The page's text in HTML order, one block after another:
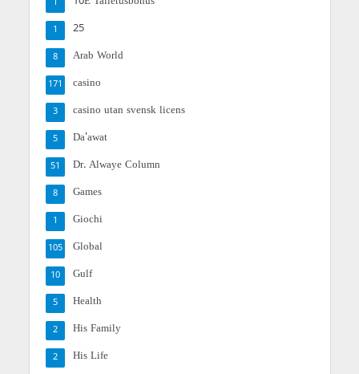
1
25
1
Arab World
8
casino
171
casino utan svensk licens
3
Da'awat
5
Dr. Alwaye Column
51
Games
8
Giochi
1
Global
105
Gulf
10
Health
5
His Family
2
His Life
2